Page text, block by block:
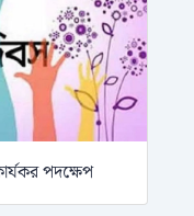
পদক্ষেপ